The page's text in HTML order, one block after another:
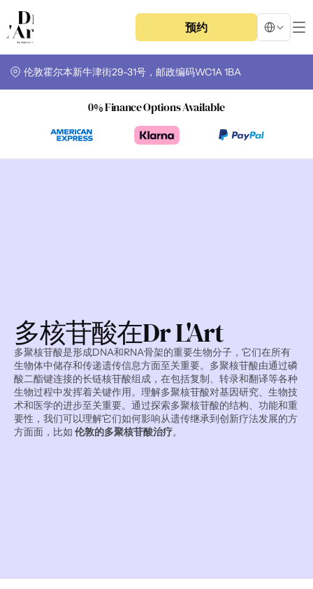
预约
Select
伦敦霍尔本新牛津街29-31号，邮政编码WC1A 1BA
0% Finance Options Available
多核苷酸在Dr L'Art
多聚核苷酸是形成DNA和RNA骨架的重要生物分子，它们在所有
生物体中储存和传递遗传信息方面至关重要。多聚核苷酸由通过磷
酸二酯键连接的长链核苷酸组成，在包括复制、转录和翻译等各种
生物过程中发挥着关键作用。理解多聚核苷酸对基因研究、生物技
术和医学的进步至关重要。通过探索多聚核苷酸的结构、功能和重
要性，我们可以理解它们如何影响从遗传继承到创新疗法发展的方
方面面，比如 伦敦的多聚核苷酸治疗。